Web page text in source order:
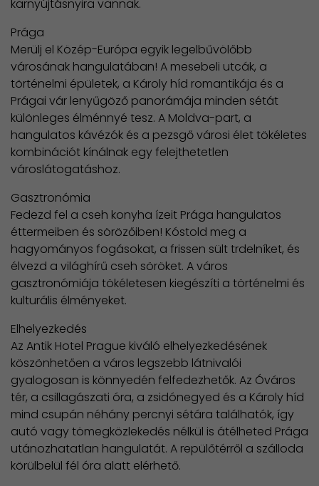
karnyújtásnyira vannak.
Prága
Merülj el Közép-Európa egyik legelbűvölőbb
városának hangulatában! A mesebeli utcák, a
történelmi épületek, a Károly híd romantikája és a
Prágai vár lenyűgöző panorámája minden sétát
különleges élménnyé tesz. A Moldva-part, a
hangulatos kávézók és a pezsgő városi élet tökéletes
kombinációt kínálnak egy felejthetetlen
városlátogatáshoz.
Gasztronómia
Fedezd fel a cseh konyha ízeit Prága hangulatos
éttermeiben és sörözőiben! Kóstold meg a
hagyományos fogásokat, a frissen sült trdelníket, és
élvezd a világhírű cseh söröket. A város
gasztronómiája tökéletesen kiegészíti a történelmi és
kulturális élményeket.
Elhelyezkedés
Az Antik Hotel Prague kiváló elhelyezkedésének
köszönhetően a város legszebb látnivalói
gyalogosan is könnyedén felfedezhetők. Az Óváros
tér, a csillagászati óra, a zsidónegyed és a Károly híd
mind csupán néhány percnyi sétára találhatók, így
autó vagy tömegközlekedés nélkül is átélheted Prága
utánozhatatlan hangulatát. A repülőtérről a szálloda
körülbelül fél óra alatt elérhető.